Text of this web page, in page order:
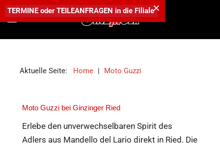
Aktuelle Seite: Home | Moto Guzzi
Moto Guzzi bei Ginzinger Ried
Erlebe den unverwechselbaren Spirit des
Adlers aus Mandello del Lario direkt in Ried. Die
×
TERMINE oderTEILEANFRAGEN in die Filiale